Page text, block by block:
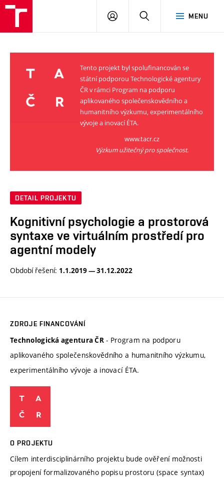
MENU
PŘIHLÁSIT
Tento projekt byl spolufinancován se
státní podporou Technologické agentury
ČR v rámci Program na podporu
aplikovaného společenskovědního a
humanitního výzkumu, experimentálního
vývoje a inovací ÉTA.
www.tacr.cz
Výzkum užitečný pro společnost.
DETAIL PROJEKTU
Kognitivní psychologie a prostorová
syntaxe ve virtuálním prostředí pro
agentní modely
Období řešení: 1.1.2019 — 31.12.2022
ZDROJE FINANCOVÁNÍ
Technologická agentura ČR - Program na podporu
aplikovaného společenskovědního a humanitního výzkumu,
experimentálního vývoje a inovací ÉTA.
O PROJEKTU
Cílem interdisciplinárního projektu bude ověření možnosti
propojení formalizovaného popisu prostoru (space syntax)